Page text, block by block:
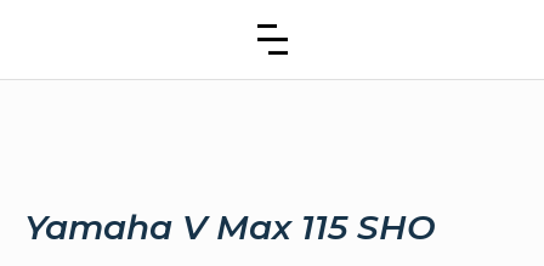
Yamaha V Max 115 SHO